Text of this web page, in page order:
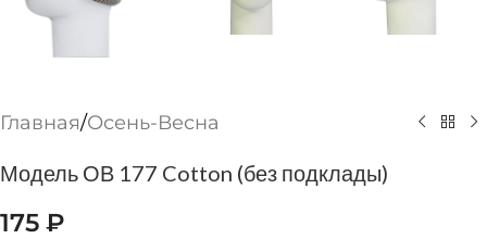
Главная/Осень-Весна
Модель ОВ 177 Cotton (без подклады)
175 ₽